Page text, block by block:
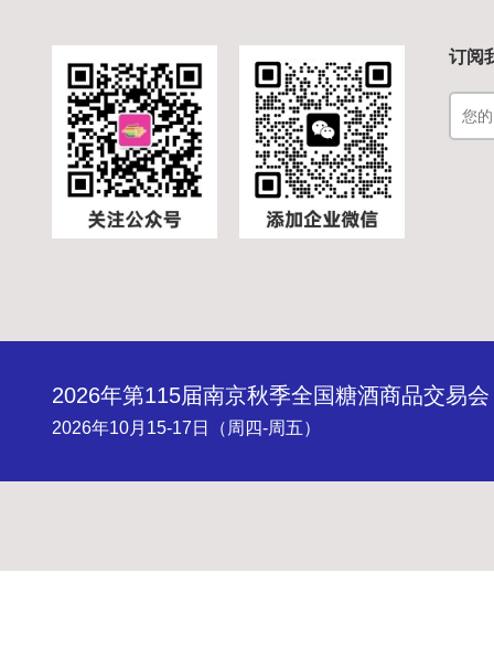
订阅
2026年第115届南京秋季全国糖酒商品交易会
2026年10月15-17日（周四-周五）